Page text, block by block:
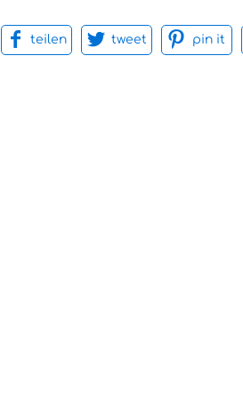
teilen tweet pin it